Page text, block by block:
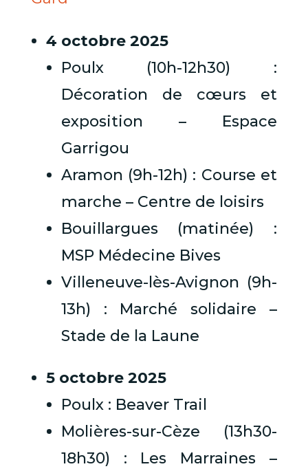
4 octobre 2025
Poulx (10h-12h30) :
Décoration de cœurs et
exposition – Espace
Garrigou
Aramon (9h-12h) : Course et
marche – Centre de loisirs
Bouillargues (matinée) :
MSP Médecine Bives
Villeneuve-lès-Avignon (9h-
13h) : Marché solidaire –
Stade de la Laune
5 octobre 2025
Poulx : Beaver Trail
Molières-sur-Cèze (13h30-
18h30) : Les Marraines –